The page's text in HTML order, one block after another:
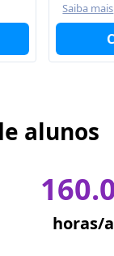
Saiba mais
alunos
horas/